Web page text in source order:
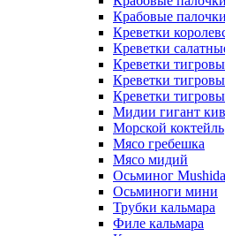
Крабовые
Креветки
Креветки
Креветки
Креветки
Креветки
Мидии гигант
Морской коктейль
Мясо гребешка
Мясо мидий
Осьминог
Осьминоги мини
Трубки кальмара
Филе кальмара